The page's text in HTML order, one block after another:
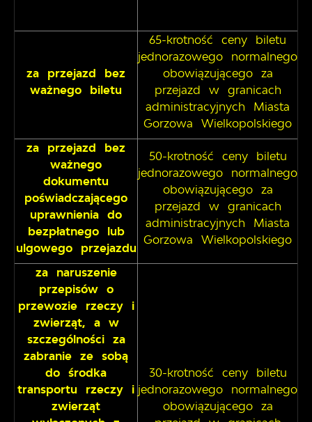
za przejazd bez
ważnego biletu
65-krotność ceny biletu
jednorazowego normalnego
obowiązującego za
przejazd w granicach
administracyjnych Miasta
Gorzowa Wielkopolskiego
za przejazd bez
ważnego
dokumentu
poświadczającego
uprawnienia do
bezpłatnego lub
ulgowego przejazdu
50-krotność ceny biletu
jednorazowego normalnego
obowiązującego za
przejazd w granicach
administracyjnych Miasta
Gorzowa Wielkopolskiego
za naruszenie
przepisów o
przewozie rzeczy i
zwierząt, a w
szczególności za
zabranie ze sobą
do środka
transportu rzeczy i
zwierząt
30-krotność ceny biletu
jednorazowego normalnego
obowiązującego za